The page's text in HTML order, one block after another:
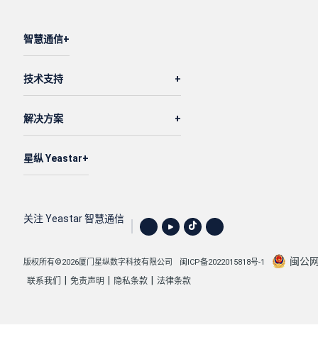
智慧通信
技术支持
解决方案
星纵 Yeastar
关注 Yeastar 智慧通信
版权所有©2026厦门星纵数字科技有限公司 闽ICP备2022015818号-1 闽公
联系我们 免责声明 隐私条款 法律条款